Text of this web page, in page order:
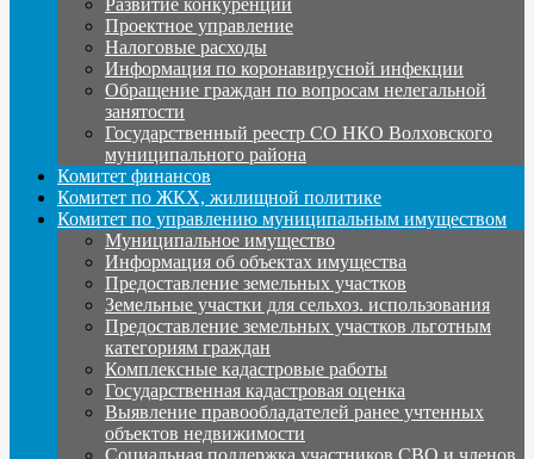
Проектное управление
Налоговые расходы
Информация по коронавирусной инфекции
Обращение граждан по вопросам нелегальной
занятости
Государственный реестр СО НКО Волховского
муниципального района
Комитет финансов
Комитет по ЖКХ, жилищной политике
Комитет по управлению муниципальным имуществом
Муниципальное имущество
Информация об объектах имущества
Предоставление земельных участков
Земельные участки для сельхоз. использования
Предоставление земельных участков льготным
категориям граждан
Комплексные кадастровые работы
Государственная кадастровая оценка
Выявление правообладателей ранее учтенных
объектов недвижимости
Социальная поддержка участников СВО и членов